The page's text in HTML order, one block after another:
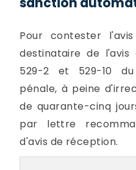
Pour contester
destinataire de
529-2 et 529-10
pénale, à peine
de quarante-cinq
par lettre
d'avis de réception.